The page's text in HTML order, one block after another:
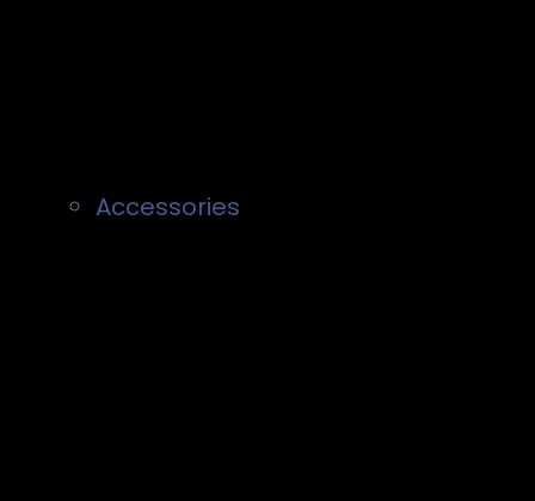
Accessories